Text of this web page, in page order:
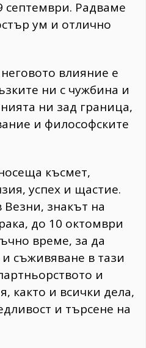
септември. Радваме
ум и отлично
влияние е
ни с чужбина и
ни зад граница,
и философските
късмет,
успех и щастие.
знакът на
до 10 октомври
време, за да
съживяване в тази
и
както и всички дела,
и търсене на